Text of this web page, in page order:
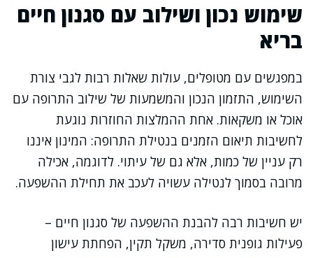
שימוש נכון ושילוב עם סגנון חיים
בריא
במפגשים עם מטופלים, עולות שאלות רבות לגבי צורת
השימוש, התזמון הנכון והמשמעות של שילוב התרופה עם
אוכל או משקאות. אחת ההמלצות החוזרות נוגעת
לחשיבות תיאום הזמנים בנטילת התרופה: המינון איננו
רק עניין של כמות, אלא גם של עיתוי. לדוגמה, אכילה
מרובה בסמוך לנטילה עשויה לעכב את תחילת ההשפעה.
יש חשיבות רבה להבנת ההשפעה של סגנון חיים –
פעילות גופנית סדירה, משקל תקין, הפחתת עישון